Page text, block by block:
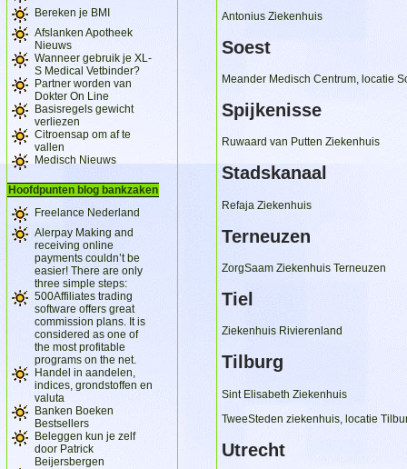
Bereken je BMI
Afslanken Apotheek
Nieuws
Wanneer gebruik je XL-
S Medical Vetbinder?
Partner worden van
Dokter On Line
Basisregels gewicht
verliezen
Citroensap om af te
vallen
Medisch Nieuws
Hoofdpunten blog bankzaken
Freelance Nederland
Alerpay Making and
receiving online
payments couldn’t be
easier! There are only
three simple steps:
500Affiliates trading
software offers great
commission plans. It is
considered as one of
the most profitable
programs on the net.
Handel in aandelen,
indices, grondstoffen en
valuta
Banken Boeken
Bestsellers
Beleggen kun je zelf
door Patrick
Beijersbergen
Antonius Ziekenhuis
Soest
Meander Medisch Centrum, locatie
Spijkenisse
Ruwaard van Putten Ziekenhuis
Stadskanaal
Refaja Ziekenhuis
Terneuzen
ZorgSaam Ziekenhuis Terneuzen
Tiel
Ziekenhuis Rivierenland
Tilburg
Sint Elisabeth Ziekenhuis
TweeSteden ziekenhuis, locatie
Utrecht